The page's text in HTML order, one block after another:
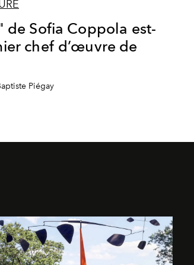
de Sofia Coppola est-
chef d’œuvre de
Piégay